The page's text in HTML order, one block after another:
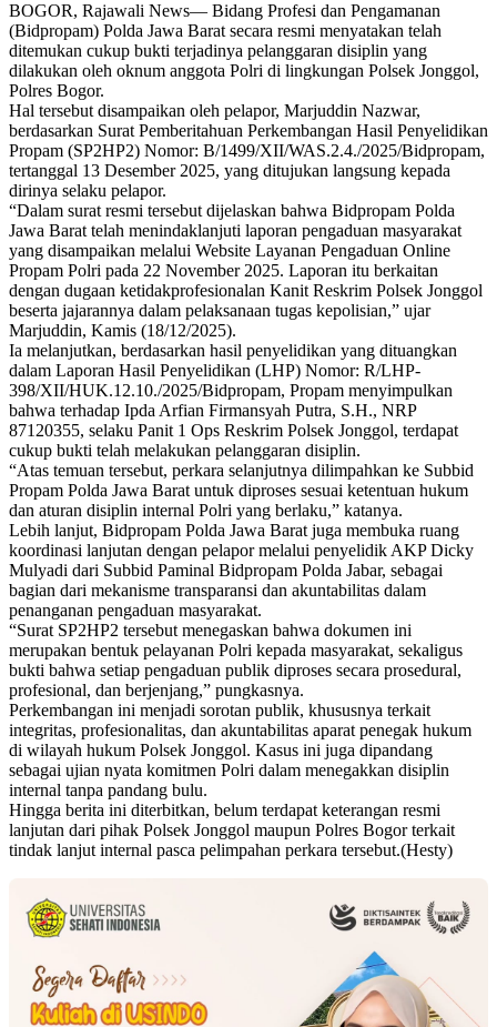
BOGOR, Rajawali News— Bidang Profesi dan Pengamanan
(Bidpropam) Polda Jawa Barat secara resmi menyatakan telah
ditemukan cukup bukti terjadinya pelanggaran disiplin yang
dilakukan oleh oknum anggota Polri di lingkungan Polsek Jonggol,
Polres Bogor.
Hal tersebut disampaikan oleh pelapor, Marjuddin Nazwar,
berdasarkan Surat Pemberitahuan Perkembangan Hasil Penyelidikan
Propam (SP2HP2) Nomor: B/1499/XII/WAS.2.4./2025/Bidpropam,
tertanggal 13 Desember 2025, yang ditujukan langsung kepada
dirinya selaku pelapor.
“Dalam surat resmi tersebut dijelaskan bahwa Bidpropam Polda
Jawa Barat telah menindaklanjuti laporan pengaduan masyarakat
yang disampaikan melalui Website Layanan Pengaduan Online
Propam Polri pada 22 November 2025. Laporan itu berkaitan
dengan dugaan ketidakprofesionalan Kanit Reskrim Polsek Jonggol
beserta jajarannya dalam pelaksanaan tugas kepolisian,” ujar
Marjuddin, Kamis (18/12/2025).
Ia melanjutkan, berdasarkan hasil penyelidikan yang dituangkan
dalam Laporan Hasil Penyelidikan (LHP) Nomor: R/LHP-
398/XII/HUK.12.10./2025/Bidpropam, Propam menyimpulkan
bahwa terhadap Ipda Arfian Firmansyah Putra, S.H., NRP
87120355, selaku Panit 1 Ops Reskrim Polsek Jonggol, terdapat
cukup bukti telah melakukan pelanggaran disiplin.
“Atas temuan tersebut, perkara selanjutnya dilimpahkan ke Subbid
Propam Polda Jawa Barat untuk diproses sesuai ketentuan hukum
dan aturan disiplin internal Polri yang berlaku,” katanya.
Lebih lanjut, Bidpropam Polda Jawa Barat juga membuka ruang
koordinasi lanjutan dengan pelapor melalui penyelidik AKP Dicky
Mulyadi dari Subbid Paminal Bidpropam Polda Jabar, sebagai
bagian dari mekanisme transparansi dan akuntabilitas dalam
penanganan pengaduan masyarakat.
“Surat SP2HP2 tersebut menegaskan bahwa dokumen ini
merupakan bentuk pelayanan Polri kepada masyarakat, sekaligus
bukti bahwa setiap pengaduan publik diproses secara prosedural,
profesional, dan berjenjang,” pungkasnya.
Perkembangan ini menjadi sorotan publik, khususnya terkait
integritas, profesionalitas, dan akuntabilitas aparat penegak hukum
di wilayah hukum Polsek Jonggol. Kasus ini juga dipandang
sebagai ujian nyata komitmen Polri dalam menegakkan disiplin
internal tanpa pandang bulu.
Hingga berita ini diterbitkan, belum terdapat keterangan resmi
lanjutan dari pihak Polsek Jonggol maupun Polres Bogor terkait
tindak lanjut internal pasca pelimpahan perkara tersebut.(Hesty)